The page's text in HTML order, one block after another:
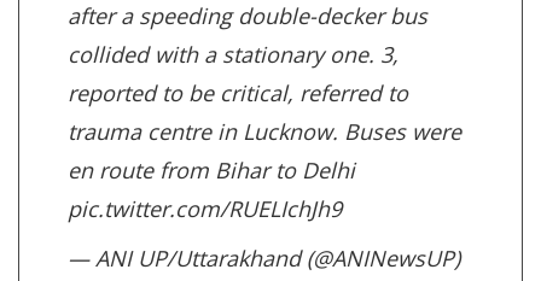
after a speeding double-decker bus
collided with a stationary one. 3,
reported to be critical, referred to
trauma centre in Lucknow. Buses were
en route from Bihar to Delhi
pic.twitter.com/RUELIchJh9
— ANI UP/Uttarakhand (@ANINewsUP)